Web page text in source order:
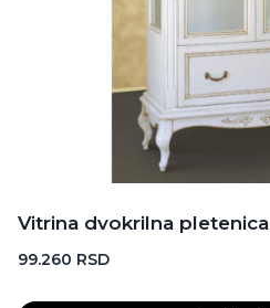
Vitrina dvokrilna pletenica
99.260 RSD